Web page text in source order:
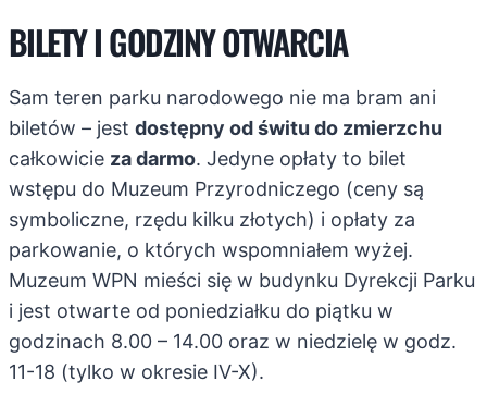
BILETY I GODZINY OTWARCIA
Sam teren parku narodowego nie ma bram ani
biletów – jest dostępny od świtu do zmierzchu
całkowicie za darmo. Jedyne opłaty to bilet
wstępu do Muzeum Przyrodniczego (ceny są
symboliczne, rzędu kilku złotych) i opłaty za
parkowanie, o których wspomniałem wyżej.
Muzeum WPN mieści się w budynku Dyrekcji Parku
i jest otwarte od poniedziałku do piątku w
godzinach 8.00 – 14.00 oraz w niedzielę w godz.
11-18 (tylko w okresie IV-X).